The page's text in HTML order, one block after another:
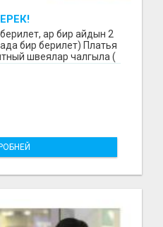
ар бир айдын 2
бир берилет) Платья
швеялар чалгыла (